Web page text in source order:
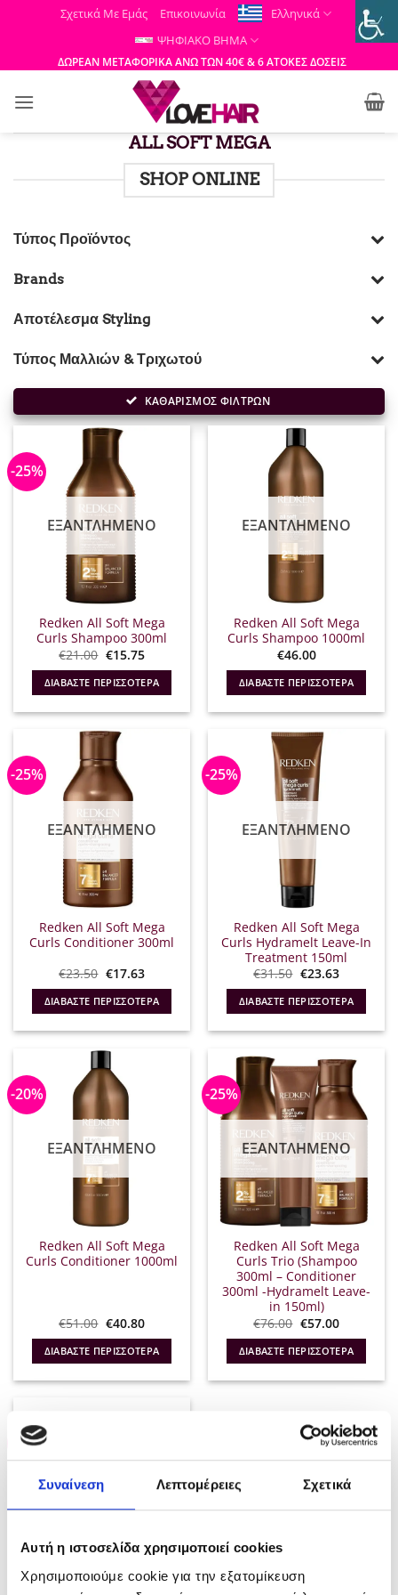
Συναίνεση Λεπτομέρειες Σχετικά
Αυτή η ιστοσελίδα χρησιμοποιεί cookies
Χρησιμοποιούμε cookie για την εξατομίκευση
Μετάβαση
περιεχόμενο
Σχετικά Με Εμάς Επικοινωνία
Ελληνικά
ΨΗΦΙΑΚΟ ΒΗΜΑ
ΔΩΡΕΑΝ ΜΕΤΑΦΟΡΙΚΑ ΑΝΩ ΤΩΝ 40€ & 6 ΑΤΟΚΕΣ ΔΟΣΕΙΣ
ALL SOFT MEGA
SHOP ONLINE
Τύπος Προϊόντος
Brands
Αποτέλεσμα Styling
Τύπος Μαλλιών & Τριχωτού
ΚΑΘΑΡΙΣΜΟΣ ΦΙΛΤΡΩΝ
-25%
ΕΞΑΝΤΛΗΜΈΝΟ
Redken All Soft Mega
Curls Shampoo 300ml
€21.00 Original
price
was:
€21.00.
€15.75Η
τιμή
είναι:
€15.75.
ΔΙΑΒΆΣΤΕ ΠΕΡΙΣΣΌΤΕΡΑ
ΕΞΑΝΤΛΗΜΈΝΟ
Redken All Soft Mega
Curls Shampoo 1000ml
€46.00
ΔΙΑΒΆΣΤΕ ΠΕΡΙΣΣΌΤΕΡΑ
-25%
ΕΞΑΝΤΛΗΜΈΝΟ
Redken All Soft Mega
Curls Conditioner 300ml
€23.50 Original
was:
€23.50.
€17.63Η
τιμή
είναι:
€17.63.
ΔΙΑΒΆΣΤΕ ΠΕΡΙΣΣΌΤΕΡΑ
-25%
ΕΞΑΝΤΛΗΜΈΝΟ
Redken All Soft Mega
Curls Hydramelt Leave-In
Treatment 150ml
€31.50 Original
was:
€31.50.
€23.63Η
τιμή
είναι:
€23.63.
ΔΙΑΒΆΣΤΕ ΠΕΡΙΣΣΌΤΕΡΑ
-20%
ΕΞΑΝΤΛΗΜΈΝΟ
Redken All Soft Mega
Curls Conditioner 1000ml
€51.00 Original
price
was:
€51.00.
€40.80Η
τιμή
είναι:
€40.80.
ΔΙΑΒΆΣΤΕ ΠΕΡΙΣΣΌΤΕΡΑ
-25%
ΕΞΑΝΤΛΗΜΈΝΟ
Redken All Soft Mega
Curls Trio (Shampoo
300ml – Conditioner
300ml -Hydramelt Leave-
in 150ml)
€76.00 Original
price
was:
€76.00.
€57.00Η
τιμή
είναι:
€57.00.
ΔΙΑΒΆΣΤΕ ΠΕΡΙΣΣΌΤΕΡΑ
-25%
ΕΞΑΝΤΛΗΜΈΝΟ